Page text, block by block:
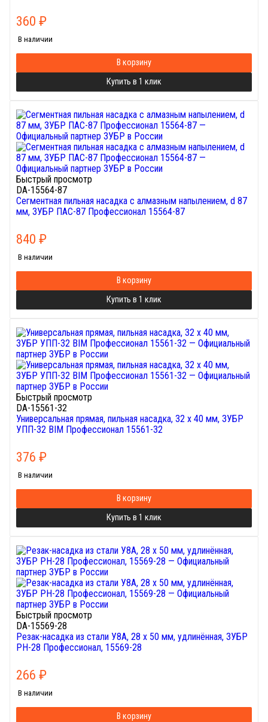
360 ₽
В наличии
В корзину
Купить в 1 клик
Быстрый просмотр
DA-15564-87
Сегментная пильная насадка с алмазным напылением, d 87
мм, ЗУБР ПАС-87 Профессионал 15564-87
840 ₽
В наличии
В корзину
Купить в 1 клик
Быстрый просмотр
DA-15561-32
Универсальная прямая, пильная насадка, 32 x 40 мм, ЗУБР
УПП-32 BIM Профессионал 15561-32
376 ₽
В наличии
В корзину
Купить в 1 клик
Быстрый просмотр
DA-15569-28
Резак-насадка из стали У8А, 28 x 50 мм, удлинённая, ЗУБР
РН-28 Профессионал, 15569-28
266 ₽
В наличии
В корзину